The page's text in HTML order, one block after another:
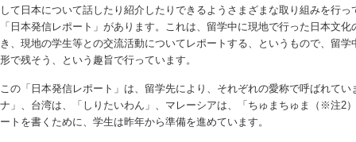
して日本について話したり紹介したりできるようさまざまな取り組みを行
「日本発信レポート」があります。これは、留学中に現地で行った日本文
き、現地の学生等との交流活動についてレポートする、というもので、留
形で残そう、という趣旨で行っています。
この「日本発信レポート」は、留学先により、それぞれの愛称で呼ばれて
ナ」、台湾は、「しりたいわん」、マレーシアは、「ちゅまちゅま（※注2
ートを書くために、学生は昨年から準備を進めています。